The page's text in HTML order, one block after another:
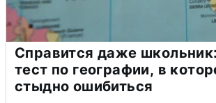
Справится даже
тест по географии, в
стыдно ошибиться